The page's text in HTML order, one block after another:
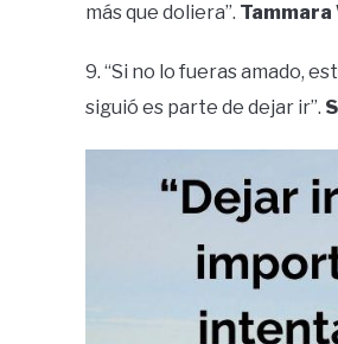
más que doliera”. Tammara
9. “Si no lo fueras amado,
siguió es parte de dejar ir”.